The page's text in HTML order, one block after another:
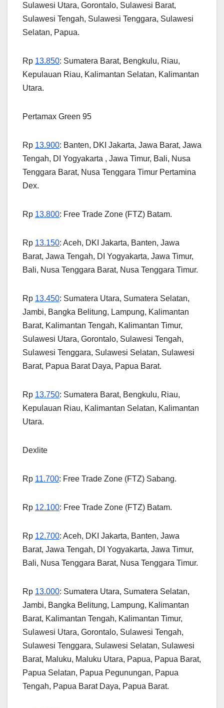
Sulawesi Utara, Gorontalo, Sulawesi Barat,
Sulawesi Tengah, Sulawesi Tenggara, Sulawesi
Selatan, Papua.
Rp 13.850: Sumatera Barat, Bengkulu, Riau,
Kepulauan Riau, Kalimantan Selatan, Kalimantan
Utara.
Pertamax Green 95
Rp 13.900: Banten, DKI Jakarta, Jawa Barat, Jawa
Tengah, DI Yogyakarta , Jawa Timur, Bali, Nusa
Tenggara Barat, Nusa Tenggara Timur Pertamina
Dex.
Rp 13.800: Free Trade Zone (FTZ) Batam.
Rp 13.150: Aceh, DKI Jakarta, Banten, Jawa
Barat, Jawa Tengah, DI Yogyakarta, Jawa Timur,
Bali, Nusa Tenggara Barat, Nusa Tenggara Timur.
Rp 13.450: Sumatera Utara, Sumatera Selatan,
Jambi, Bangka Belitung, Lampung, Kalimantan
Barat, Kalimantan Tengah, Kalimantan Timur,
Sulawesi Utara, Gorontalo, Sulawesi Tengah,
Sulawesi Tenggara, Sulawesi Selatan, Sulawesi
Barat, Papua Barat Daya, Papua Barat.
Rp 13.750: Sumatera Barat, Bengkulu, Riau,
Kepulauan Riau, Kalimantan Selatan, Kalimantan
Utara.
Dexlite
Rp 11.700: Free Trade Zone (FTZ) Sabang.
Rp 12.100: Free Trade Zone (FTZ) Batam.
Rp 12.700: Aceh, DKI Jakarta, Banten, Jawa
Barat, Jawa Tengah, DI Yogyakarta, Jawa Timur,
Bali, Nusa Tenggara Barat, Nusa Tenggara Timur.
Rp 13.000: Sumatera Utara, Sumatera Selatan,
Jambi, Bangka Belitung, Lampung, Kalimantan
Barat, Kalimantan Tengah, Kalimantan Timur,
Sulawesi Utara, Gorontalo, Sulawesi Tengah,
Sulawesi Tenggara, Sulawesi Selatan, Sulawesi
Barat, Maluku, Maluku Utara, Papua, Papua Barat,
Papua Selatan, Papua Pegunungan, Papua
Tengah, Papua Barat Daya, Papua Barat.